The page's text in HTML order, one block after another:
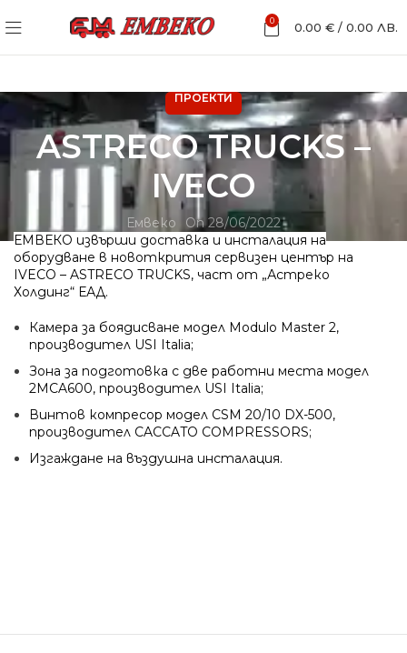
0 0.00 € / 0.00 ЛВ.
ПРОЕКТИ
ASTRECO TRUCKS –
IVECO
Емвеко
On 28/06/2022
ЕМВЕКО извърши доставка и инсталация на
оборудване в новоткрития сервизен център на
IVECO – ASTRECO TRUCKS, част от „Астреко
Холдинг“ ЕАД.
Камера за боядисване модел Modulo Master 2,
производител USI Italia;
Зона за подготовка с две работни места модел
2MCA600, производител USI Italia;
Винтов компресор модел CSM 20/10 DX-500,
производител CACCATO COMPRESSORS;
Изгаждане на въздушна инсталация.